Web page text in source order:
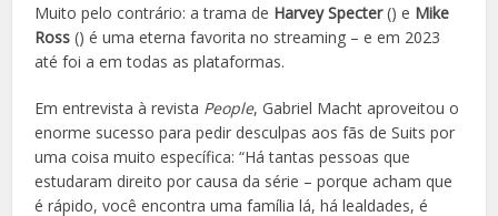
Muito pelo contrário: a trama de Harvey Specter() e Mike
Ross () é uma eterna favorita no streaming – e em 2023
até foi a em todas as plataformas.
Em entrevista à revista People, Gabriel Macht aproveitou o
enorme sucesso para pedir desculpas aos fãs de Suits por
uma coisa muito específica: “Há tantas pessoas que
estudaram direito por causa da série – porque acham que
é rápido, você encontra uma família lá, há lealdades, é